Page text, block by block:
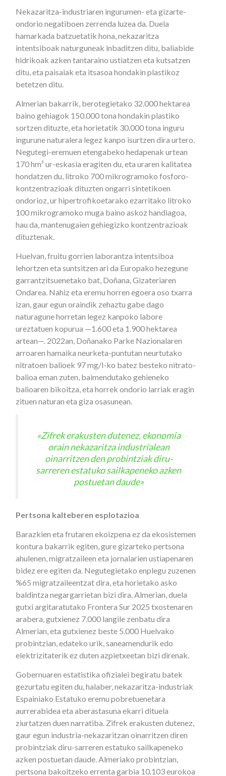
Nekazaritza-industriaren ingurumen- eta gizarte-
ondorio negatiboen zerrenda luzea da. Duela
hamarkada batzuetatik hona, nekazaritza
intentsiboak naturguneak inbaditzen ditu, baliabide
hidrikoak azken tantaraino ustiatzen eta kutsatzen
ditu, eta paisaiak eta itsasoa hondakin plastikoz
betetzen ditu.
Almerian bakarrik, berotegietako 32.000 hektarea
baino gehiagok 150.000 tona hondakin plastiko
sortzen dituzte, eta horietatik 30.000 tona inguru
ingurune naturalera legez kanpo isurtzen dira urtero.
Negutegi-eremuen etengabeko hedapenak urtean
170 hm³ ur-eskasia eragiten du, eta uraren kalitatea
hondatzen du, litroko 700 mikrogramoko fosforo-
kontzentrazioak dituzten ongarri sintetikoen
ondorioz, ur hipertrofikoetarako ezarritako litroko
100 mikrogramoko muga baino askoz handiagoa,
hau da, mantenugaien gehiegizko kontzentrazioak
dituztenak.
Huelvan, fruitu gorrien laborantza intentsiboa
lehortzen eta suntsitzen ari da Europako hezegune
garrantzitsuenetako bat, Doñana, Gizateriaren
Ondarea. Nahiz eta eremu horren egoera oso txarra
izan, gaur egun oraindik zehaztu gabe dago
naturagune horretan legez kanpoko labore
ureztatuen kopurua —1.600 eta 1.900 hektarea
artean—. 2022an, Doñanako Parke Nazionalaren
arroaren hamaika neurketa-puntutan neurtutako
nitratoen balioek 97 mg/l-ko batez besteko nitrato-
balioa eman zuten, baimendutako gehieneko
balioaren bikoitza, eta horrek ondorio larriak eragin
zituen naturan eta giza osasunean.
«Zifrek erakusten dutenez, ekonomia
orain nekazaritza industrialean
oinarritzen den probintziak diru-
sarreren estatuko sailkapeneko azken
postuetan daude»
Pertsona kalteberen esplotazioa
Barazkien eta frutaren ekoizpena ez da ekosistemen
kontura bakarrik egiten, gure gizarteko pertsona
ahulenen, migratzaileen eta jornalarien ustiapenaren
bidez ere egiten da. Negutegietako enplegu zuzenen
%65 migratzaileentzat dira, eta horietako asko
baldintza negargarrietan bizi dira. Almerian, duela
gutxi argitaratutako Frontera Sur 2025 txostenaren
arabera, gutxienez 7.000 langile zenbatu dira
Almerian, eta gutxienez beste 5.000 Huelvako
probintzian, edateko urik, saneamendurik edo
elektrizitaterik ez duten azpietxeetan bizi direnak.
Gobernuaren estatistika ofizialei begiratu batek
gezurtatu egiten du, halaber, nekazaritza-industriak
Espainiako Estatuko eremu pobretuenetara
aurrerabidea eta aberastasuna ekarri dituela
ziurtatzen duen narratiba. Zifrek erakusten dutenez,
gaur egun industria-nekazaritzan oinarritzen diren
probintziak diru-sarreren estatuko sailkapeneko
azken postuetan daude. Almeriako probintzian,
pertsona bakoitzeko errenta garbia 10.103 eurokoa